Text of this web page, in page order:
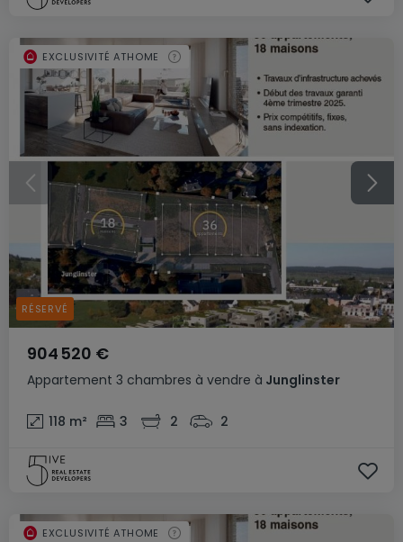
Appartement 3 chambres à vendre à Junglinster
904 520 €
118 m² 3 2 2
EXCLUSIVITÉ ATHOME
RÉSERVÉ
EXCLUSIVITÉ ATHOME